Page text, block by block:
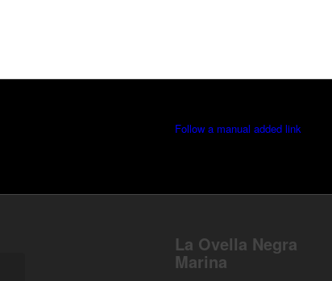
Follow a manual added link
La Ovella Negra
Marina